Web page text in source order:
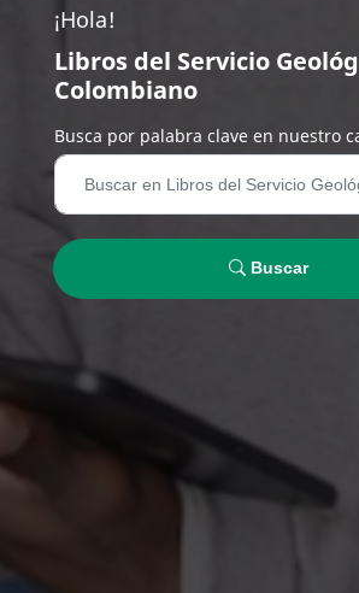
¡Hola!
Libros del Servicio
Colombiano
Busca por palabra clave en nuestro
Buscar